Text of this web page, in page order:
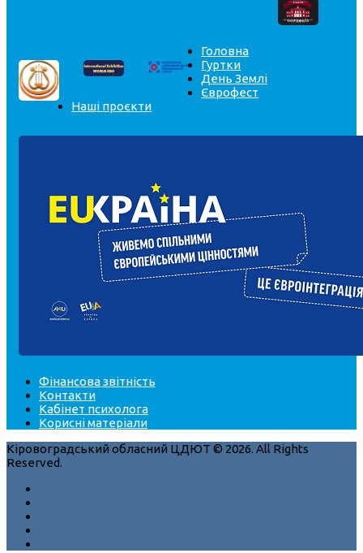
Головна
Гуртки
День Землі
Єврофест
Наші проєкти
Фінансова звітність
Контакти
Кабінет психолога
Корисні матеріали
Кіровоградський обласний ЦДЮТ © 2026. All Rights
Reserved.